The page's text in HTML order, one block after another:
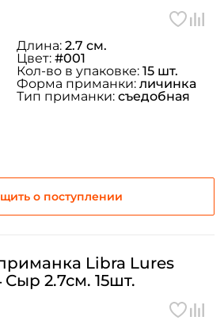
о поступлении
Длина: 2.7 см.
Цвет: #001
Кол-во в упаковке: 15 шт.
Форма приманки: личинка
Тип приманки: съедобная
Libra Lures
2.7см. 15шт.